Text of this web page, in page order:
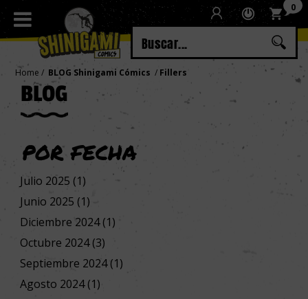
Regístrate
Iniciar sesión 0
Home BLOG Shinigami Cómics Fillers
BLOG
POR FECHA
Julio 2025 (1)
Junio 2025 (1)
Diciembre 2024 (1)
Octubre 2024 (3)
Septiembre 2024 (1)
Agosto 2024 (1)